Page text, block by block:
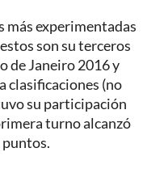
más experimentadas
son su terceros
de Janeiro 2016 y
clasificaciones (no
su participación
turno alcanzó
puntos.